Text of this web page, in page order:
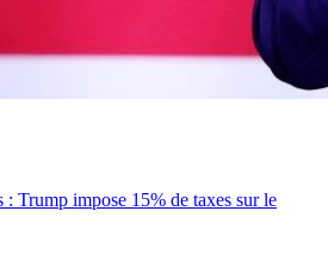
: Trump impose 15% de taxes sur le